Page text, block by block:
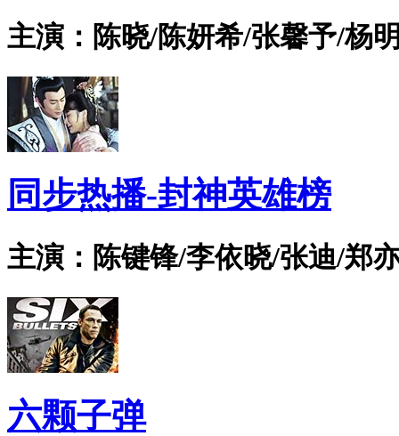
主演：陈晓/陈妍希/张馨予/杨
同步热播-封神英雄榜
主演：陈键锋/李依晓/张迪/郑
六颗子弹